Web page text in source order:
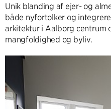
Unik blanding af ejer- og
både nyfortolker og
arkitektur i Aalborg centrum
mangfoldighed og byliv.